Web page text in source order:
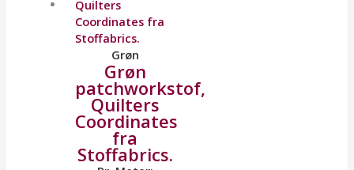
Grøn
Grøn
patchworkstof,
Quilters
Coordinates
fra
Stoffabrics.